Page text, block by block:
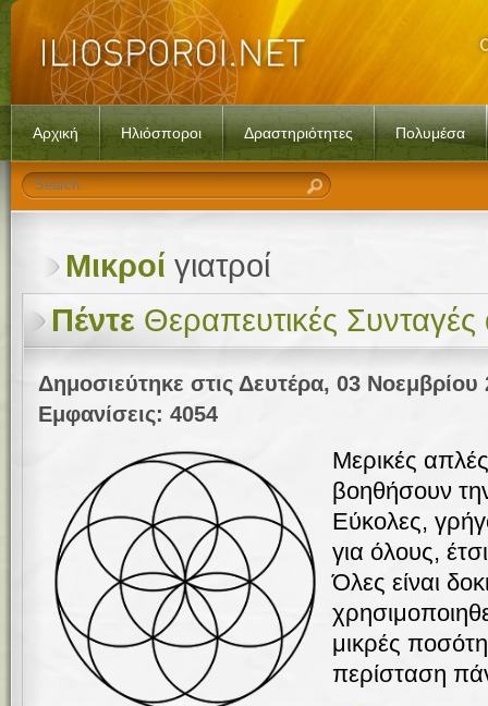
Αρχική Ηλιόσποροι Δραστηριότητες Πολυμέσα
Μικροί γιατροί
Πέντε Θεραπευτικές
Δημοσιεύτηκε στις Δευτέρα, 03 Νοεμβρίου
Εμφανίσεις: 4054
Μερικές
βοηθήσουν
Εύκολες,
για όλους,
Όλες είναι
μικρές
περίσταση